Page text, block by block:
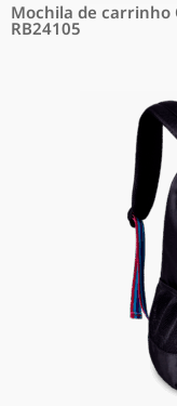
Mochila de carrinho
RB24105